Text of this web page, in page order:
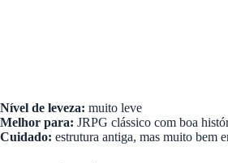
Nível de leveza: muito leve
Melhor para: JRPG clássico com boa
Cuidado: estrutura antiga, mas muito bem